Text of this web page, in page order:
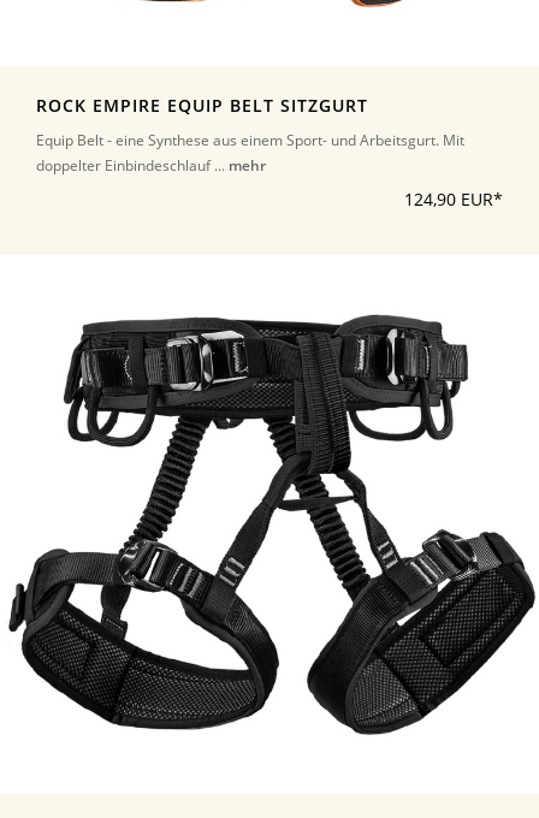
ROCK EMPIRE EQUIP BELT SITZGURT
Equip Belt - eine Synthese aus einem Sport- und Arbeitsgurt. Mit
doppelter Einbindeschlauf ... mehr
124,90 EUR*